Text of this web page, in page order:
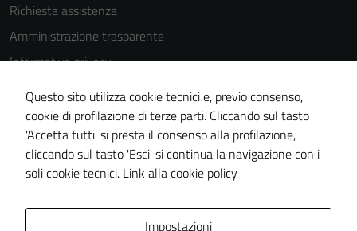
Richiesta assistenza
Amministrazione trasparente
Informativa privacy
Cookie Policy
Note legali
Dichiarazione di accessibilità
Piano di miglioramento del sito
Questo sito utilizza cookie tecnici e, previo consenso,
cookie di profilazione di terze parti. Cliccando sul tasto
'Accetta tutti' si presta il consenso alla profilazione,
cliccando sul tasto 'Esci' si continua la navigazione con i
soli cookie tecnici. Link alla cookie policy
Impostazioni